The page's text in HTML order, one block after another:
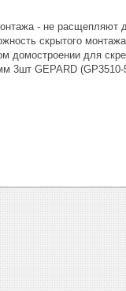
- не расщепляют
скрытого
домостроении для
3шт GEPARD (GP3510-